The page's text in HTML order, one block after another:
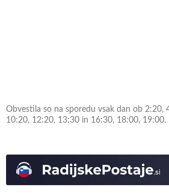
Obvestila so na sporedu vsak dan ob 2:20,
10:20, 12:20, 13:30 in 16:30, 18:00, 19:00.